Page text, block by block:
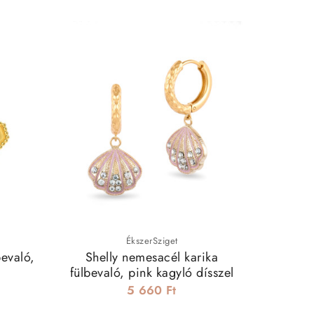
ÉkszerSziget
Shelly nemesacél karika
fülbevaló, pink kagyló dísszel
5 660 Ft